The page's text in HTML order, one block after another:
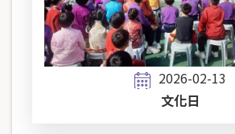
2026-02-13
文化日